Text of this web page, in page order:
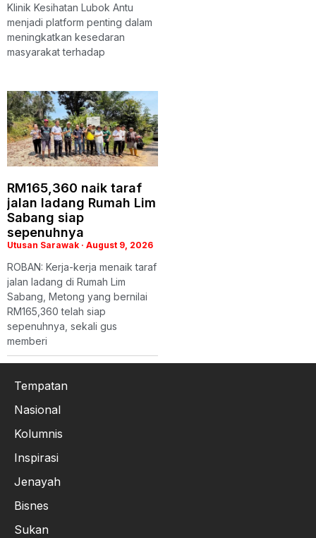
Klinik Kesihatan Lubok Antu
menjadi platform penting dalam
meningkatkan kesedaran
masyarakat terhadap
RM165,360 naik taraf
jalan ladang Rumah Lim
Sabang siap
sepenuhnya
Utusan Sarawak August 9, 2026
ROBAN: Kerja-kerja menaik taraf
jalan ladang di Rumah Lim
Sabang, Metong yang bernilai
RM165,360 telah siap
sepenuhnya, sekali gus
memberi
Tempatan
Nasional
Kolumnis
Inspirasi
Jenayah
Bisnes
Sukan